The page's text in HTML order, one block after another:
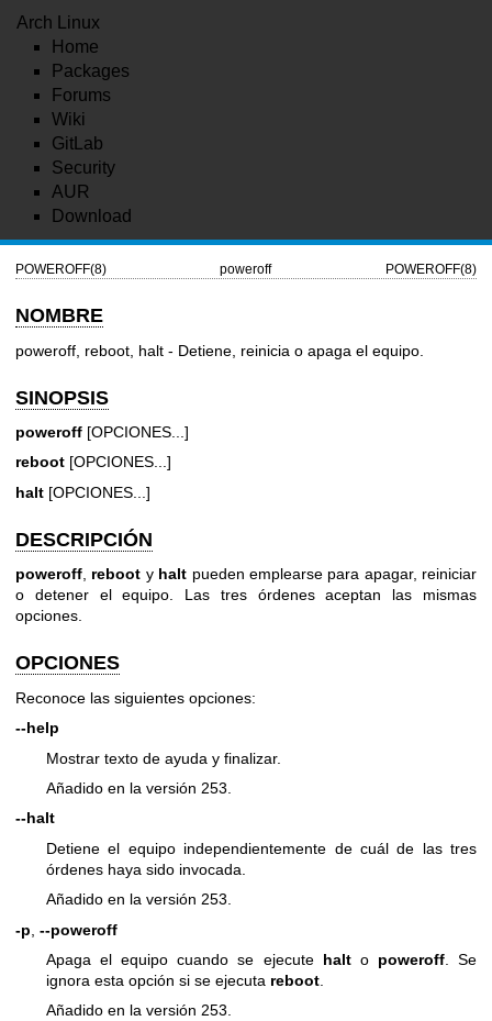
Arch Linux
Home
Packages
Forums
Wiki
GitLab
Security
AUR
Download
POWEROFF(8) poweroff POWEROFF(8)
NOMBRE
poweroff, reboot, halt - Detiene, reinicia o apaga el equipo.
SINOPSIS
poweroff [OPCIONES...]
reboot [OPCIONES...]
halt [OPCIONES...]
DESCRIPCIÓN
poweroff, reboot y halt pueden emplearse para apagar, reiniciar
o detener el equipo. Las tres órdenes aceptan las mismas
opciones.
OPCIONES
Reconoce las siguientes opciones:
--help
Mostrar texto de ayuda y finalizar.
Añadido en la versión 253.
--halt
Detiene el equipo independientemente de cuál de las tres
órdenes haya sido invocada.
Añadido en la versión 253.
-p --poweroff
Apaga el equipo cuando se ejecute halto poweroff. Se
ignora esta opción si se ejecuta reboot
Añadido en la versión 253.